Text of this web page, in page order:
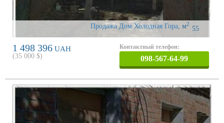
Продажа Дом Холодная Гора, 55
м2
1 498 396 UAH
(35 000 $)
Контактный телефон:
098-567-64-99